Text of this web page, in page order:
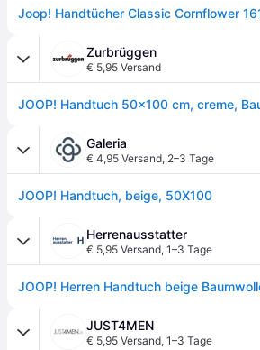
Zurbrüggen
€ 5,95 Versand
JOOP! Handtuch 50x100 cm, creme,
Galeria
€ 4,95 Versand, 2–3 Tage
JOOP! Handtuch, beige, 50X100
Herrenausstatter
€ 5,95 Versand, 1–3 Tage
JUST4MEN
€ 5,95 Versand, 1–3 Tage